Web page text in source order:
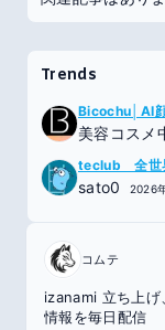
Trends
Bicochu│AI
美容コスメ
teclub 全世
sato0 2026
コムテ
izanami 立ち上
情報を毎日配信